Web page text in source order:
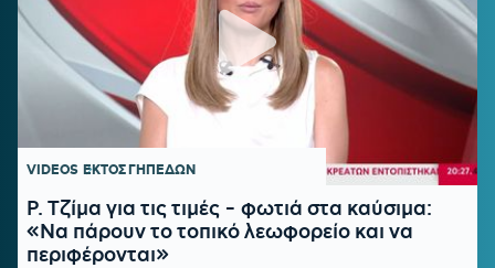
VIDEOS ΕΚΤΟΣ ΓΗΠΕΔΩΝ
Ρ. Τζίμα για τις τιμές - φωτιά στα καύσιμα:
«Να πάρουν το τοπικό λεωφορείο και να
περιφέρονται»